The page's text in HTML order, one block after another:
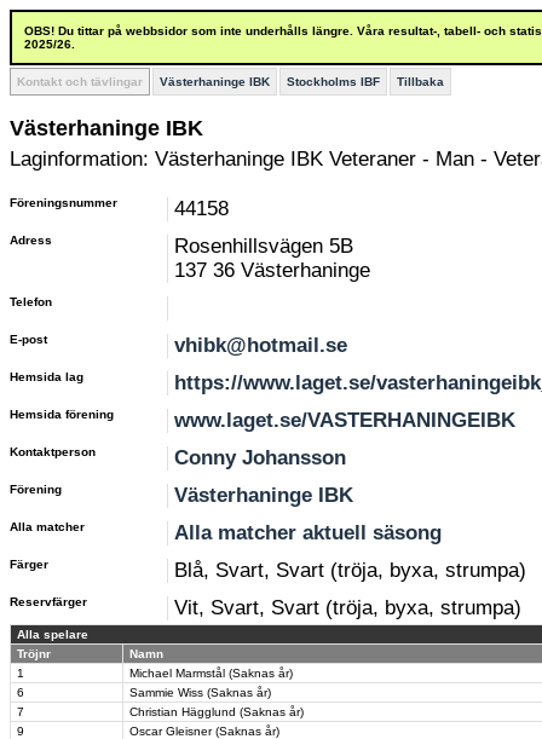
OBS! Du tittar på webbsidor som inte underhålls längre. Våra resultat-, tabell- och
2025/26.
Kontakt och tävlingar Västerhaninge IBK Stockholms IBF Tillbaka
Västerhaninge IBK
Laginformation: Västerhaninge IBK Veteraner - Man -
Föreningsnummer 44158
Adress
Rosenhillsvägen 5B
137 36 Västerhaninge
Telefon
E-post vhibk@hotmail.se
Hemsida lag https://www.laget.se/
Hemsida förening www.laget.se/VASTERHANINGEIBK
Kontaktperson Conny Johansson
Förening Västerhaninge IBK
Alla matcher Alla matcher aktuell säsong
Färger Blå, Svart, Svart (tröja, byxa, strumpa)
Reservfärger Vit, Svart, Svart (tröja, byxa, strumpa)
Alla spelare
Tröjnr
Namn
1
Michael Marmstål (Saknas år)
6
Sammie Wiss (Saknas år)
7
Christian Hägglund (Saknas år)
9
Oscar Gleisner (Saknas år)